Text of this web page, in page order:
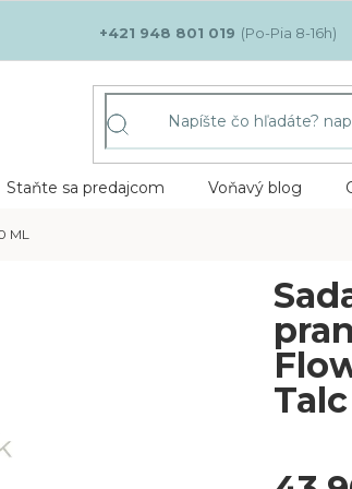
+421 948 801 019
Staňte sa predajcom Voňavý blog
ML